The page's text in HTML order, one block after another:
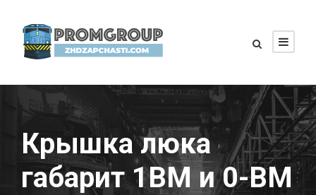
Крышка люка
габарит 1ВМ и 0-ВМ